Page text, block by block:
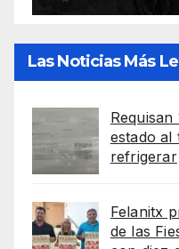
Las Noticias Más
estado al
refrigerar
Felanitx
de las